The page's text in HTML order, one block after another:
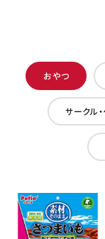
おやつ
サークル